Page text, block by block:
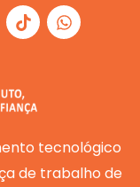
W
h
a
tecnológico
de trabalho de